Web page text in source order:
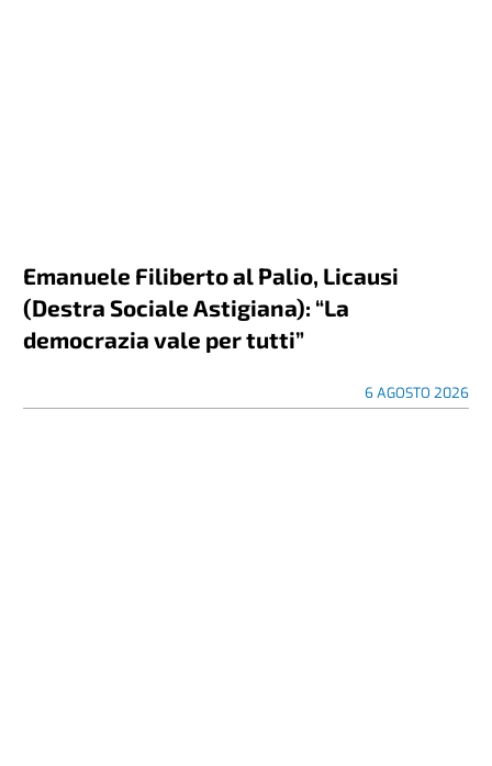
Emanuele Filiberto al Palio, Licausi
(Destra Sociale Astigiana): “La
democrazia vale per tutti”
6 AGOSTO 2026